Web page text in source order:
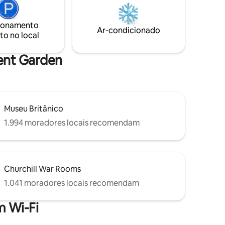
ao
ao ar
e um
de Canary Wharf e do centro de Londres
a partir do seu retiro privado na
vista para a bela Limehouse Marina,
da água com barcos estreitos
tradicionais ingleses.
no local
Ar-condicionado
Garden
Museu Britânico
1.994 moradores locais recomendam
Churchill War Rooms
1.041 moradores locais recomendam
Wi-Fi